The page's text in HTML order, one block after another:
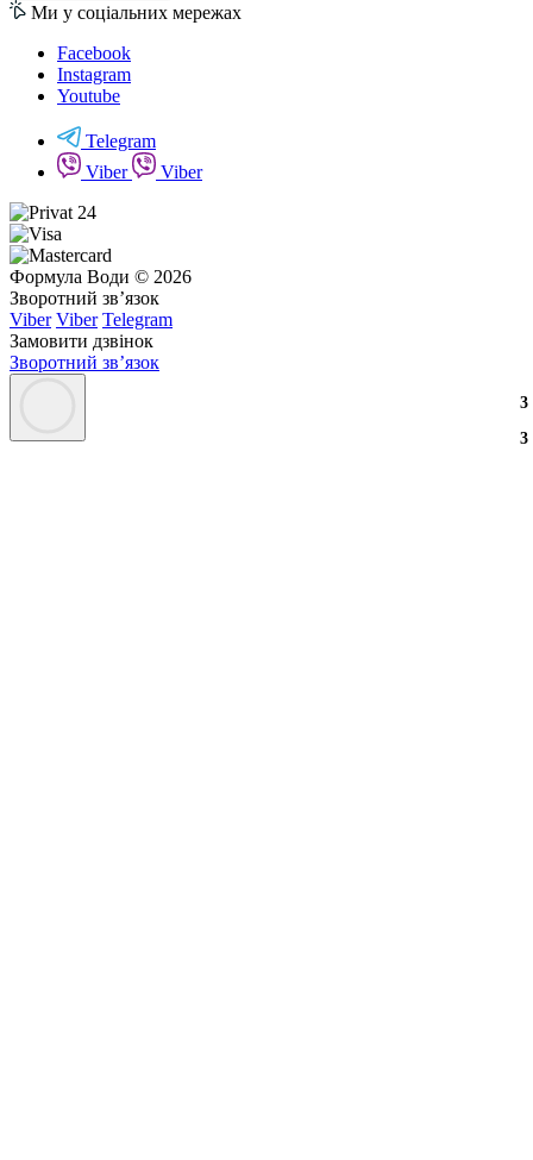
3
3
Ми у соціальних мережах
Facebook
Instagram
Youtube
Telegram
Viber
Viber
Формула Води © 2026
Зворотний зв’язок
Viber Viber Telegram
Замовити дзвінок
Зворотний зв’язок